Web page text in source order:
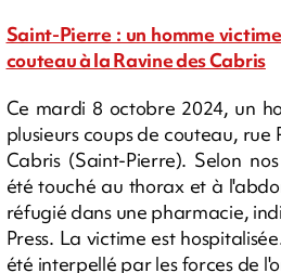
Saint-Pierre : un homme
couteau à la Ravine des Cabris
Ce mardi 8 octobre 2024, un
plusieurs coups de couteau, rue
Cabris (Saint-Pierre). Selon
été touché au thorax et à
réfugié dans une pharmacie,
Press. La victime est
été interpellé par les forces de